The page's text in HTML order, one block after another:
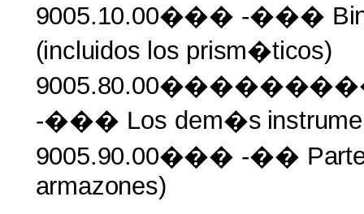
9005.10.00��� -���
(incluidos los prism�ticos)
-��� Los dem�s
9005.90.00��� -��
armazones)